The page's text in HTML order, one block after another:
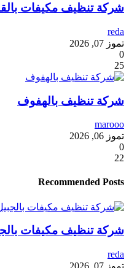
شركة تنظيف مكيفات
reda
تموز 07, 2026
0
25
شركة تنظيف بالهفوف
marooo
تموز 06, 2026
0
22
Recommended Posts
شركة تنظيف مكيفات
reda